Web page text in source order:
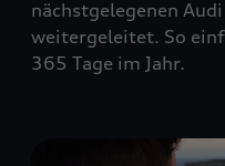
nächstgelegenen
weitergeleitet. So
365 Tage im Jahr.